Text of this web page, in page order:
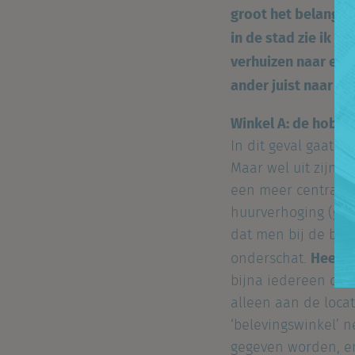
groot het belang
in de stad zie ik
verhuizen naar
ander juist naar
Winkel A: de
In dit geval gaat
Maar wel uit zijn
een meer
huurverhoging
dat men bij de
onderschat. Heel
bijna iedereen
alleen aan de
‘belevingswinkel’
gegeven worden,